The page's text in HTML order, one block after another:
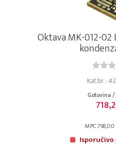
Oktava MK-012-
Kat.br. :
Gotovina
MPC